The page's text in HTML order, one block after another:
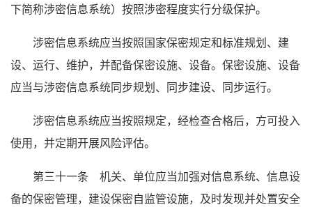
下简称涉密信息系统）按照涉密程度实行分级保护。
涉密信息系统应当按照国家保密规定和标准规划、建
设、运行、维护，并配备保密设施、设备。保密设施、设备
应当与涉密信息系统同步规划、同步建设、同步运行。
涉密信息系统应当按照规定，经检查合格后，方可投入
使用，并定期开展风险评估。
第三十一条 机关、单位应当加强对信息系统、信息设
备的保密管理，建设保密自监管设施，及时发现并处置安全